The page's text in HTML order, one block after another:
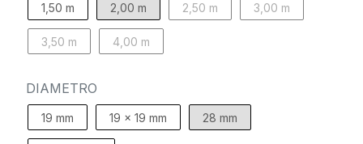
1,50 m 2,00 m 2,50 m 3,00 m
3,50 m 4,00 m
DIAMETRO
19 mm 19 x 19 mm 28 mm